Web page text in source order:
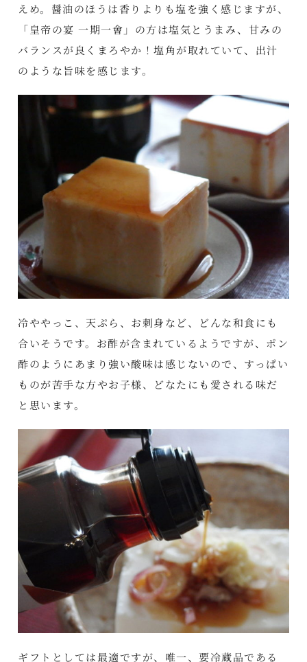
えめ。醤油のほうは香りよりも塩を強く感じますが、
「皇帝の宴 一期一會」の方は塩気とうまみ、甘みの
バランスが良くまろやか！塩角が取れていて、出汁
のような旨味を感じます。
冷ややっこ、天ぷら、お刺身など、どんな和食にも
合いそうです。お酢が含まれているようですが、ポン
酢のようにあまり強い酸味は感じないので、すっぱい
ものが苦手な方やお子様、どなたにも愛される味だ
と思います。
ギフトとしては最適ですが、唯一、要冷蔵品である